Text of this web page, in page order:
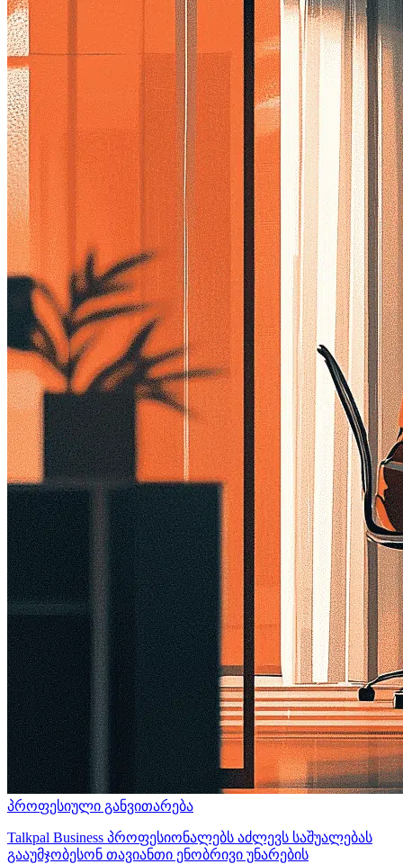
პროფესიული განვითარება
Talkpal Business პროფესიონალებს აძლევს საშუალებას
გააუმჯობესონ თავიანთი ენობრივი უნარების